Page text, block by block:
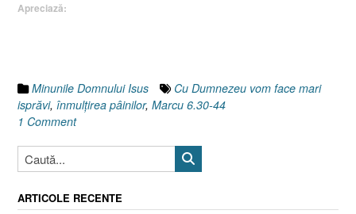
6.30-
Apreciază:
Minunile Domnului Isus
Cu Dumnezeu vom face mari
isprăvi, înmulţirea pâinilor, Marcu 6.30-44
1 Comment
ARTICOLE RECENTE